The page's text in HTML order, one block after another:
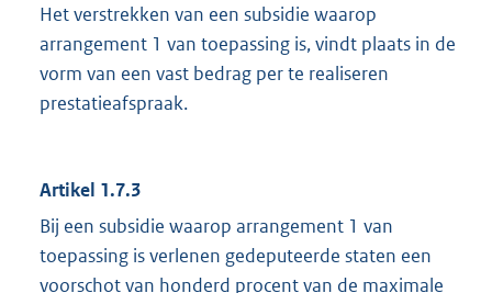
Het verstrekken van een subsidie waarop
arrangement 1 van toepassing is, vindt plaats in de
vorm van een vast bedrag per te realiseren
prestatieafspraak.
Artikel 1.7.3
Bij een subsidie waarop arrangement 1 van
toepassing is verlenen gedeputeerde staten een
voorschot van honderd procent van de maximale